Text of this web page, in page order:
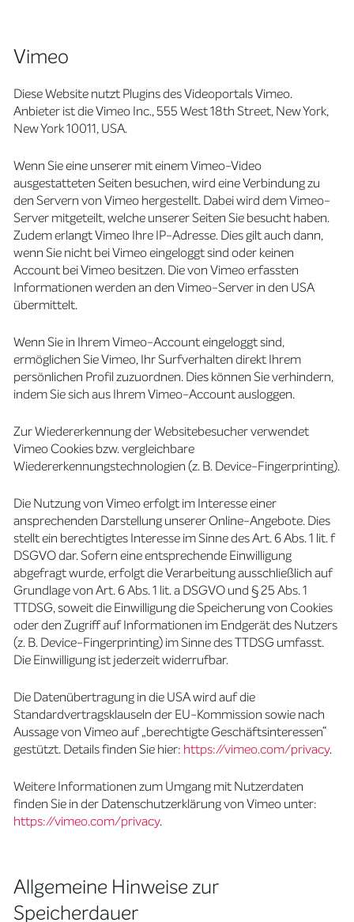
Vimeo
Diese Website nutzt Plugins des Videoportals Vimeo.
Anbieter ist die Vimeo Inc., 555 West 18th Street, New York,
New York 10011, USA.
Wenn Sie eine unserer mit einem Vimeo-Video
ausgestatteten Seiten besuchen, wird eine Verbindung zu
den Servern von Vimeo hergestellt. Dabei wird dem Vimeo-
Server mitgeteilt, welche unserer Seiten Sie besucht haben.
Zudem erlangt Vimeo Ihre IP-Adresse. Dies gilt auch dann,
wenn Sie nicht bei Vimeo eingeloggt sind oder keinen
Account bei Vimeo besitzen. Die von Vimeo erfassten
Informationen werden an den Vimeo-Server in den USA
übermittelt.
Wenn Sie in Ihrem Vimeo-Account eingeloggt sind,
ermöglichen Sie Vimeo, Ihr Surfverhalten direkt Ihrem
persönlichen Profil zuzuordnen. Dies können Sie verhindern,
indem Sie sich aus Ihrem Vimeo-Account ausloggen.
Zur Wiedererkennung der Websitebesucher verwendet
Vimeo Cookies bzw. vergleichbare
Wiedererkennungstechnologien (z. B. Device-Fingerprinting).
Die Nutzung von Vimeo erfolgt im Interesse einer
ansprechenden Darstellung unserer Online-Angebote. Dies
stellt ein berechtigtes Interesse im Sinne des Art. 6 Abs. 1 lit. f
DSGVO dar. Sofern eine entsprechende Einwilligung
abgefragt wurde, erfolgt die Verarbeitung ausschließlich auf
Grundlage von Art. 6 Abs. 1 lit. a DSGVO und § 25 Abs. 1
TTDSG, soweit die Einwilligung die Speicherung von Cookies
oder den Zugriff auf Informationen im Endgerät des Nutzers
(z. B. Device-Fingerprinting) im Sinne des TTDSG umfasst.
Die Einwilligung ist jederzeit widerrufbar.
Die Datenübertragung in die USA wird auf die
Standardvertragsklauseln der EU-Kommission sowie nach
Aussage von Vimeo auf „berechtigte Geschäftsinteressen“
gestützt. Details finden Sie hier: https://vimeo.com/privacy.
Weitere Informationen zum Umgang mit Nutzerdaten
finden Sie in der Datenschutzerklärung von Vimeo unter:
https://vimeo.com/privacy.
Allgemeine Hinweise zur
Speicherdauer